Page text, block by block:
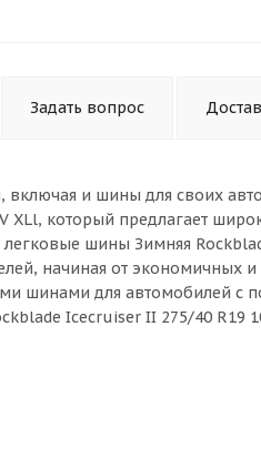
Задать вопрос
включая и шины для своих
XLl, который предлагает
шины Зимняя
начиная от экономичных
шинами для автомобилей с
Icecruiser II 275/40 R19